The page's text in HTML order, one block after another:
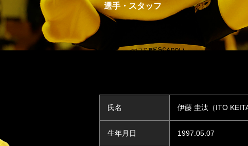
選手・スタッフ
氏名 伊藤 圭汰（ITO KEITA
生年月日 1997.05.07